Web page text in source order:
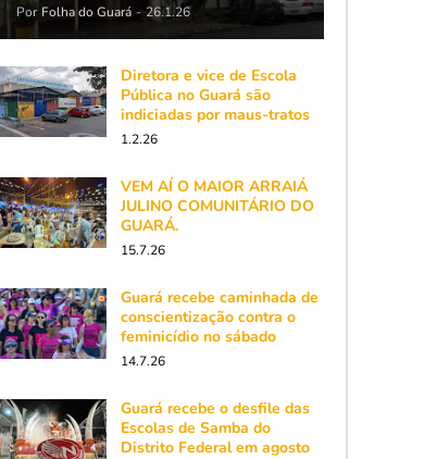
Por Folha do Guará - 26.1.26
Diretora e vice de Escola
Pública no Guará são
indiciadas por maus-tratos
1.2.26
VEM AÍ O MAIOR ARRAIÁ
JULINO COMUNITÁRIO DO
GUARÁ.
15.7.26
Guará recebe caminhada de
conscientização contra o
feminicídio no sábado
14.7.26
Guará recebe o desfile das
Escolas de Samba do
Distrito Federal em agosto